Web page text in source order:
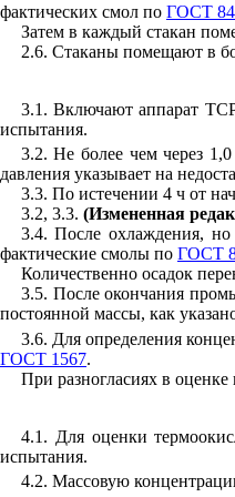
фактических смол по ГОСТ
Затем в каждый стакан
2.6. Стаканы помещают в
3.1. Включают аппарат
испытания.
3.2. Не более чем через
давления указывает на
3.3. По истечении 4 ч от
3.2, 3.3. (Измененная
3.4. После охлаждения,
фактические смолы по ГОСТ
Количественно осадок
3.5. После окончания
постоянной массы, как
3.6. Для определения
ГОСТ 1567.
При разногласиях в
4.1. Для оценки
испытания.
4.2. Массовую